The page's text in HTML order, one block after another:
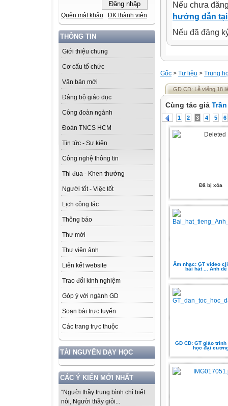
Quên mật khẩu ĐK thành viên
THÔNG TIN
Giới thiệu chung
Cơ cấu tổ chức
Văn bản mới
Đảng bộ giáo dục
Công đoàn ngành
Đoàn TNCS HCM
Tin tức - Sự kiện
Công nghệ thông tin
Thi đua - Khen thưởng
Người tốt - Việc tốt
Lịch công tác
Thông báo
Thư mời
Thư viện ảnh
Liên kết website
Trao đổi kinh nghiệm
Góp ý với ngành GD
Soạn bài trực tuyến
Các trang trực thuộc
TÀI NGUYÊN DẠY HỌC
CÁC Ý KIẾN MỚI NHẤT
“Người thầy trung bình chỉ biết
nói, Người thầy giỏi...
Nếu chưa
hướng dẫn
Nếu đã đăng
Gốc > Tư liệu > Trung
GD CD: Lễ viếng 18
Cùng tác giả
1 2 3 4 5 6
Đã bị xóa
Âm nhạc: GT video
bài hát ... Anh dễ
GD CD: GT giáo
học đại